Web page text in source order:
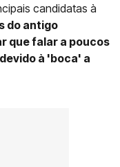
candidatas à
do antigo
que falar a poucos
à 'boca' a